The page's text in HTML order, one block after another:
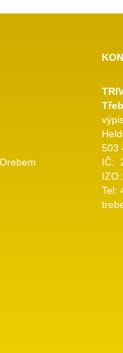
503
IČ:
Tel: